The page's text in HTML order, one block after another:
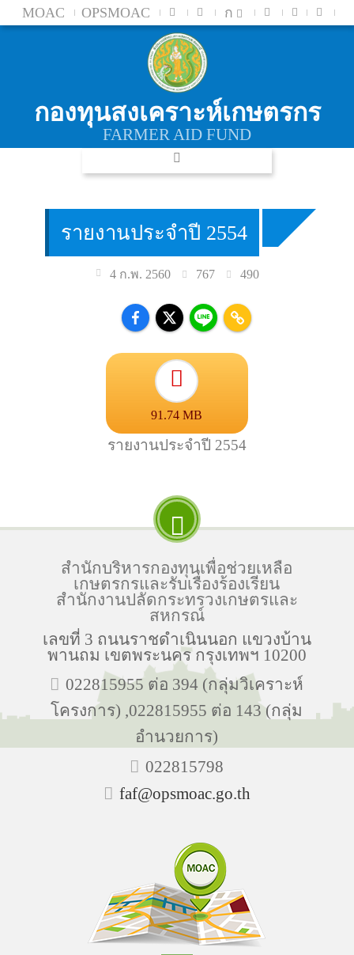
MOAC OPSMOAC ก
กองทุนสงเคราะห์เกษตรกร
FARMER AID FUND
รายงานประจำปี 2554
4 ก.พ. 2560 767 490
91.74 MB
รายงานประจำปี 2554
สำนักบริหารกองทุนเพื่อช่วยเหลือ
เกษตรกรและรับเรื่องร้องเรียน
สำนักงานปลัดกระทรวงเกษตรและ
สหกรณ์
เลขที่ 3 ถนนราชดำเนินนอก แขวงบ้าน
พานถม เขตพระนคร กรุงเทพฯ 10200
022815955 ต่อ 394 (กลุ่มวิเคราะห์
โครงการ) ,022815955 ต่อ 143 (กลุ่ม
อำนวยการ)
022815798
faf@opsmoac.go.th